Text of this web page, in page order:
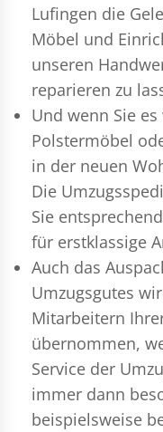
Lufingen die
Möbel und
unseren
reparieren zu
Und wenn Sie
Polstermöbel
in der neuen
Die
Sie
für erstklassige
Auch das
Umzugsgutes
Mitarbeitern
übernommen,
Service der
immer dann
beispielsweise